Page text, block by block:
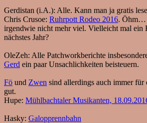
Gerdistan (i.A.): Alle. Kann man ja gratis
Chris Crusoe: Ruhrpott Rodeo 2016. Öhm…
irgendwie nicht mehr viel. Vielleicht mal ein
nächstes Jahr?
OleZeh: Alle Patchworkberichte
Gerd ein paar Unsachlichkeiten beisteuern.
Fö und Zwen sind allerdings auch immer für
gut.
Hupe: Mühlbachtaler Musikanten,
Hasky: Galopprennbahn